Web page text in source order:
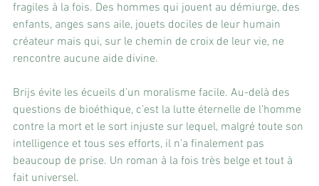
fragiles à la fois. Des hommes qui jouent au démiurge, des
enfants, anges sans aile, jouets dociles de leur humain
créateur mais qui, sur le chemin de croix de leur vie, ne
rencontre aucune aide divine.
Brijs évite les écueils d’un moralisme facile. Au-delà des
questions de bioéthique, c’est la lutte éternelle de l’homme
contre la mort et le sort injuste sur lequel, malgré toute son
intelligence et tous ses efforts, il n’a finalement pas
beaucoup de prise. Un roman à la fois très belge et tout à
fait universel.